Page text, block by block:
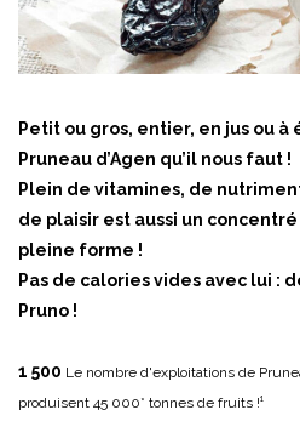
Petit ou gros, entier, en jus ou
Pruneau d’Agen qu’il nous faut !
Plein de vitamines, de
de plaisir est aussi un
pleine forme !
Pas de calories vides avec lui :
Pruno !
1 500 Le nombre d'exploitations de
produisent 45 000* tonnes de fruits !¹